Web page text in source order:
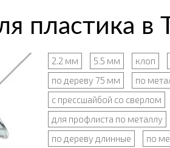
пластика в
2.2 мм 5.5 мм клоп
по дереву 75 мм
по
с прессшайбой со сверлом
для профлиста по металлу
по дереву длинные
по